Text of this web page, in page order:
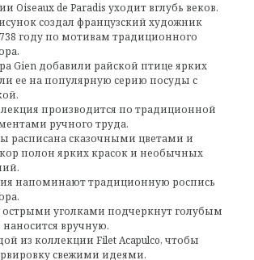
Oiseaux de Paradis уходит вглубь веков.
создал французский художник
году по мотивам традиционного
Gien добавили райской птице ярких
ее на популярную серию посуды с
производится по традиционной
ручного труда.
расписана сказочными цветами и
полон ярких красок и необычных
напоминают традиционную роспись
уголками подчеркнут голубым
вручную.
из коллекции Filet Acapulco, чтобы
свежими идеями.